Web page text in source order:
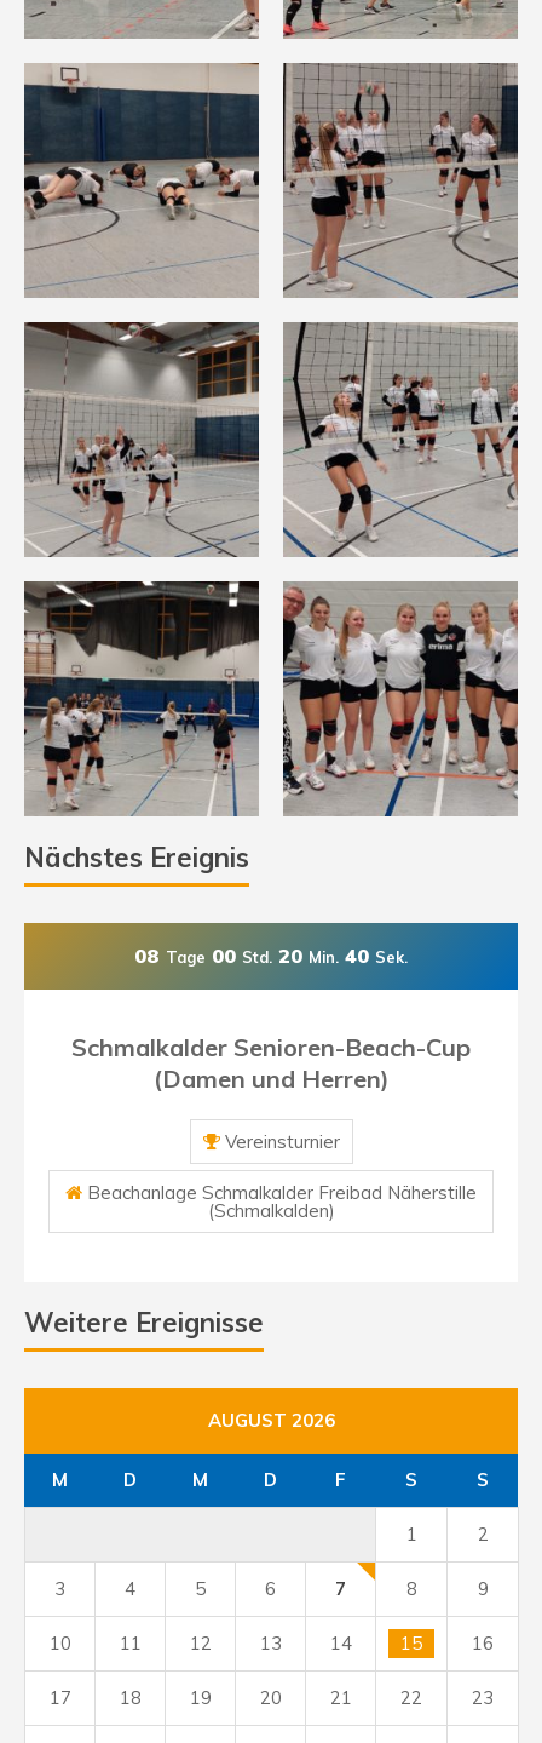
Nächstes Ereignis
08 Tage 00 Std. 20 Min. 39 Sek.
Schmalkalder Senioren-Beach-Cup
(Damen und Herren)
Vereinsturnier
Beachanlage Schmalkalder Freibad Näherstille
(Schmalkalden)
Weitere Ereignisse
AUGUST 2026
M D M D F S S
1 2
3 4 5 6 7 8 9
10 11 12 13 14 15 16
17 18 19 20 21 22 23